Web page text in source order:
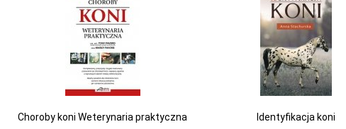
Choroby koni Weterynaria praktyczna Identyfikacja koni